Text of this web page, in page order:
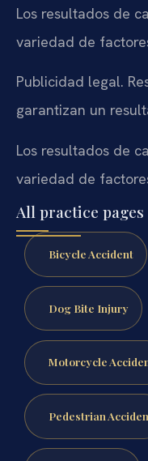
Los resultados de
variedad de
Publicidad legal.
garantizan un
Los resultados de
variedad de
All practice pages
Bicycle Accident
Dog Bite Injury
Motorcycle
Pedestrian